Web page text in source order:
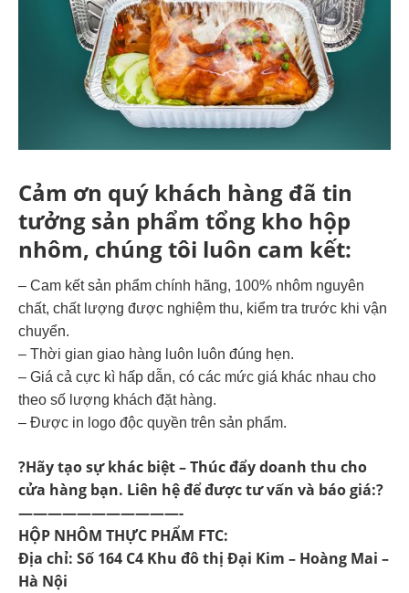
Cảm ơn quý khách hàng đã tin
tưởng sản phẩm tổng kho hộp
nhôm, chúng tôi luôn cam kết:
– Cam kết sản phẩm chính hãng, 100% nhôm nguyên
chất, chất lượng được nghiệm thu, kiểm tra trước khi vận
chuyển.
– Thời gian giao hàng luôn luôn đúng hẹn.
– Giá cả cực kì hấp dẫn, có các mức giá khác nhau cho
theo số lượng khách đặt hàng.
– Được in logo độc quyền trên sản phẩm.
?Hãy tạo sự khác biệt – Thúc đẩy doanh thu cho
cửa hàng bạn. Liên hệ để được tư vấn và báo giá:?
———————————-
HỘP NHÔM THỰC PHẨM FTC:
Địa chỉ: Số 164 C4 Khu đô thị Đại Kim – Hoàng Mai –
Hà Nội